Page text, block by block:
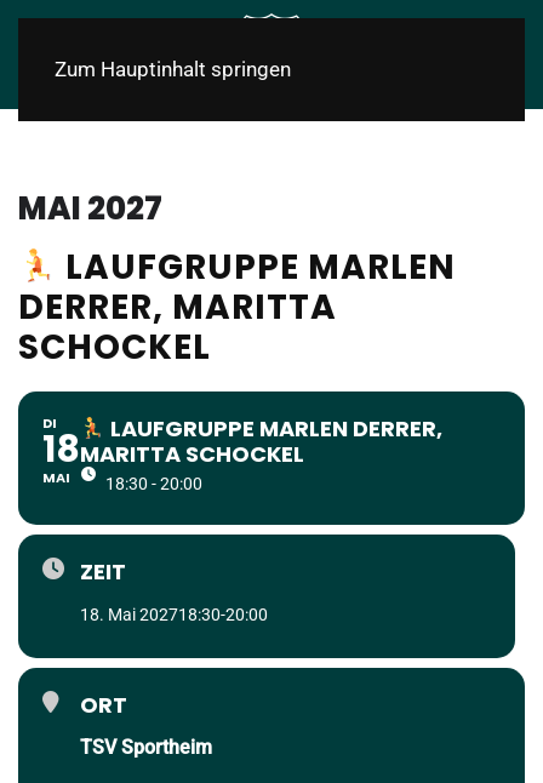
Zum Hauptinhalt springen
MAI 2027
LAUFGRUPPE MARLEN
DERRER, MARITTA
SCHOCKEL
DI
18
MAI
LAUFGRUPPE MARLEN DERRER,
MARITTA SCHOCKEL
18:30 - 20:00
ZEIT
18. Mai 202718:30-20:00
ORT
TSV Sportheim